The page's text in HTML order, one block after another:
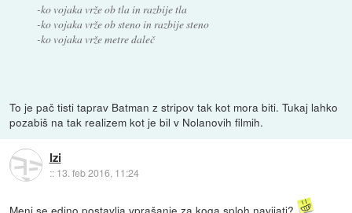
-ko vojaka vrže ob tla in razbije tla
-ko vojaka vrže ob steno in razbije steno
-ko vojaka vrže metre daleč
To je pač tisti taprav Batman z stripov tak kot mora biti. Tukaj lahko
pozabiš na tak realizem kot je bil v Nolanovih filmih.
Izi
:: 13. feb 2016, 11:24
Meni se edino postavlja vprašanje za koga sploh navijati?